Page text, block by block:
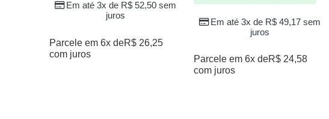
Em até 3x de R$ 52,50 sem
juros
Parcele em 6x deR$ 26,25
com juros
Em até 3x de R$ 49,17 sem
juros
Parcele em 6x deR$ 24,58
com juros